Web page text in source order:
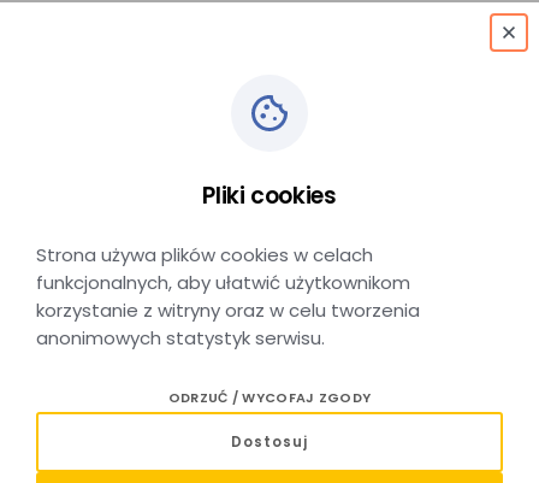
autobusowej
Głogoczów (pow. myślenicki)
Twój zakres obowiązków
Wykonywanie napraw bieżących autobusów
komunikacji podmiejskiej / regionalnej floty własnej;
Pliki cookies
Strona używa plików cookies w celach
funkcjonalnych, aby ułatwić użytkownikom
korzystanie z witryny oraz w celu tworzenia
anonimowych statystyk serwisu.
ODRZUĆ / WYCOFAJ ZGODY
Dostosuj